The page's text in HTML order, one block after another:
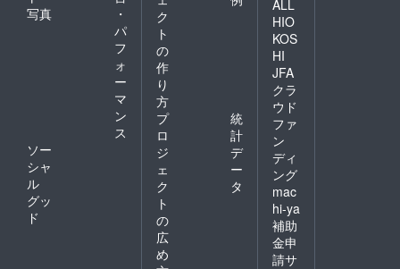
写真
・
パ
フ
ォ
ー
マ
ン
ス
ソー
シャ
ル
グッ
ド
ク
ト
の
作
り
方
プ
ロ
ジ
ェ
ク
ト
の
広
め
統
計
デ
ー
タ
ALL
HIO
KOS
HI
JFA
クラ
ウド
ファ
ン
ディ
ング
mac
hi-ya
補助
金申
請サ